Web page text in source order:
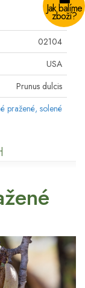
Jak balíme
zboží?
02104
USA
Prunus dulcis
pražené, solené